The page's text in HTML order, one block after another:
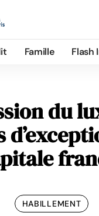
Famille Flash
du
HABILLEMENT